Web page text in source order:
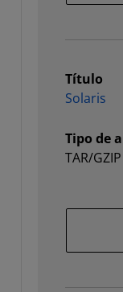
Título
Solaris
Tipo de
TAR/GZIP